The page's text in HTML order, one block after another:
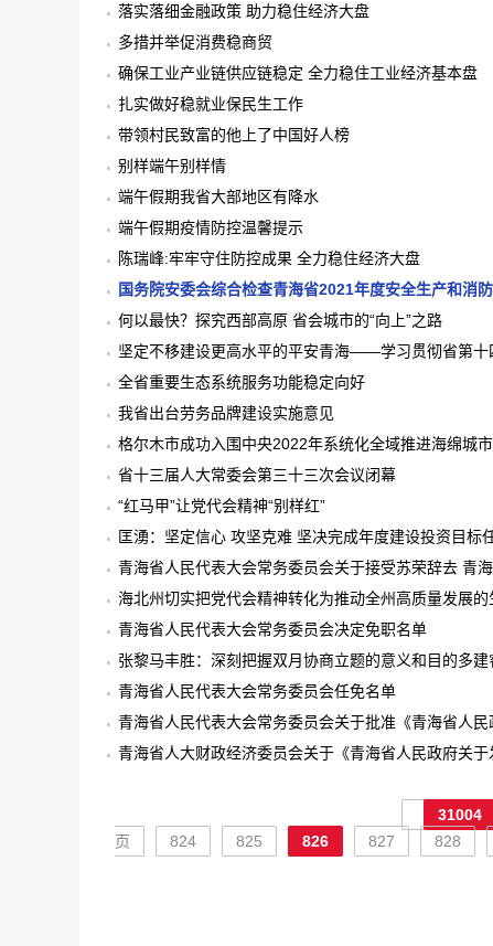
落实落细金融政策 助力稳住经济大盘
多措并举促消费稳商贸
确保工业产业链供应链稳定 全力稳住工业经济基本盘
扎实做好稳就业保民生工作
带领村民致富的他上了中国好人榜
别样端午别样情
端午假期我省大部地区有降水
端午假期疫情防控温馨提示
陈瑞峰:牢牢守住防控成果 全力稳住经济大盘
国务院安委会综合检查青海省2021年度安全生产和消
何以最快？探究西部高原 省会城市的“向上”之路
坚定不移建设更高水平的平安青海——学习贯彻省第十
全省重要生态系统服务功能稳定向好
我省出台劳务品牌建设实施意见
格尔木市成功入围中央2022年系统化全域推进海绵城
省十三届人大常委会第三十三次会议闭幕
“红马甲”让党代会精神“别样红”
匡湧：坚定信心 攻坚克难 坚决完成年度建设投资目标
青海省人民代表大会常务委员会关于接受苏荣辞去 青
第十三届人民代表大会农牧委员会委员职务的请求的决
海北州切实把党代会精神转化为推动全州高质量发展的
青海省人民代表大会常务委员会决定免职名单
张黎马丰胜：深刻把握双月协商立题的意义和目的多
青海省人民代表大会常务委员会任免名单
青海省人民代表大会常务委员会关于批准《青海省人
算的报告》的决定
青海省人大财政经济委员会关于《青海省人民政府关
31004
页
824 825 826 827 828